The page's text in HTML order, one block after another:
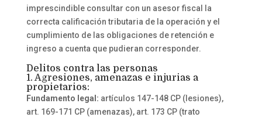
imprescindible consultar con un asesor fiscal la
correcta calificación tributaria de la operación y el
cumplimiento de las obligaciones de retención e
ingreso a cuenta que pudieran corresponder.
Delitos contra las personas
1. Agresiones, amenazas e injurias a
propietarios:
Fundamento legal: artículos 147-148 CP (lesiones),
art. 169-171 CP (amenazas), art. 173 CP (trato